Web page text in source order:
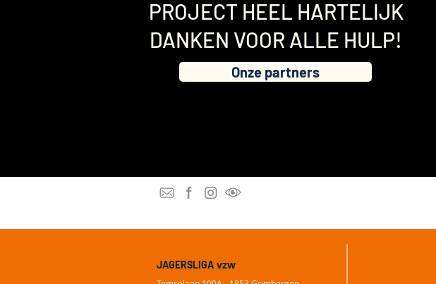
PROJECT HEEL HARTELIJK
DANKEN VOOR ALLE HULP!
Onze partners
JAGERSLIGA vzw